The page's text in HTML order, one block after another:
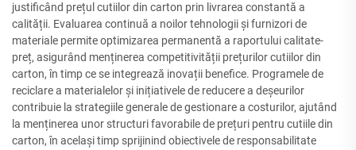
justificând prețul cutiilor din carton prin livrarea constantă a
calității. Evaluarea continuă a noilor tehnologii și furnizori de
materiale permite optimizarea permanentă a raportului calitate-
preț, asigurând menținerea competitivității prețurilor cutiilor din
carton, în timp ce se integrează inovații benefice. Programele de
reciclare a materialelor și inițiativele de reducere a deșeurilor
contribuie la strategiile generale de gestionare a costurilor, ajutând
la menținerea unor structuri favorabile de prețuri pentru cutiile din
carton, în același timp sprijinind obiectivele de responsabilitate